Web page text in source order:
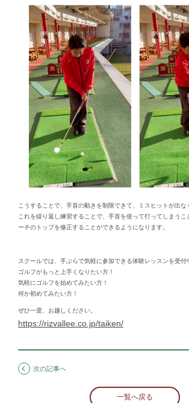
こうすることで、手首の動きを制限できて、ミスヒットが出な
これを繰り返し練習することで、手首を使って打ってしまうこ
ーチのトップを修正することができるようになります。
スクールでは、手ぶらで気軽に参加できる体験レッスンを受付
ゴルフがもっと上手くなりたい方！
気軽にゴルフを始めてみたい方！
何か初めてみたい方！
ぜひ一度、お越しください。
https://rizvallee.co.jp/taiken/
次の記事へ
一覧へ戻る